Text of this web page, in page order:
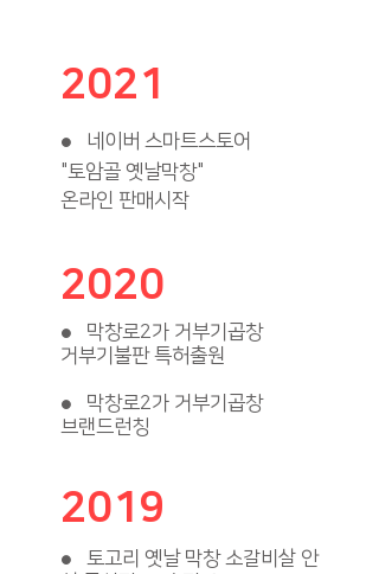
2021
● 네이버 스마트스토어
"토암골 옛날막창"
온라인 판매시작
2020
● 막창로2가 거부기곱창
거부기불판 특허출원
● 막창로2가 거부기곱창
브랜드런칭
2019
● 토고리 옛날 막창 소갈비살 안